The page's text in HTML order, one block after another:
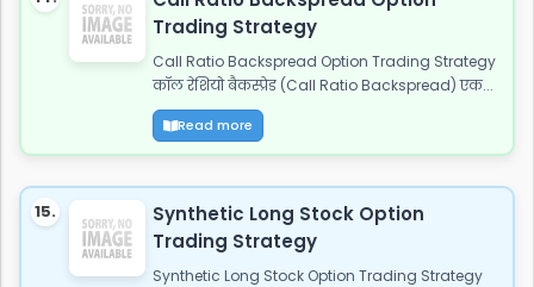
Trading Strategy
Call Ratio Backspread Option Trading Strategy
कॉल रेशियो बैकस्प्रेड (Call Ratio Backspread) एक...
Read more
15.
Synthetic Long Stock Option
Trading Strategy
Synthetic Long Stock Option Trading Strategy